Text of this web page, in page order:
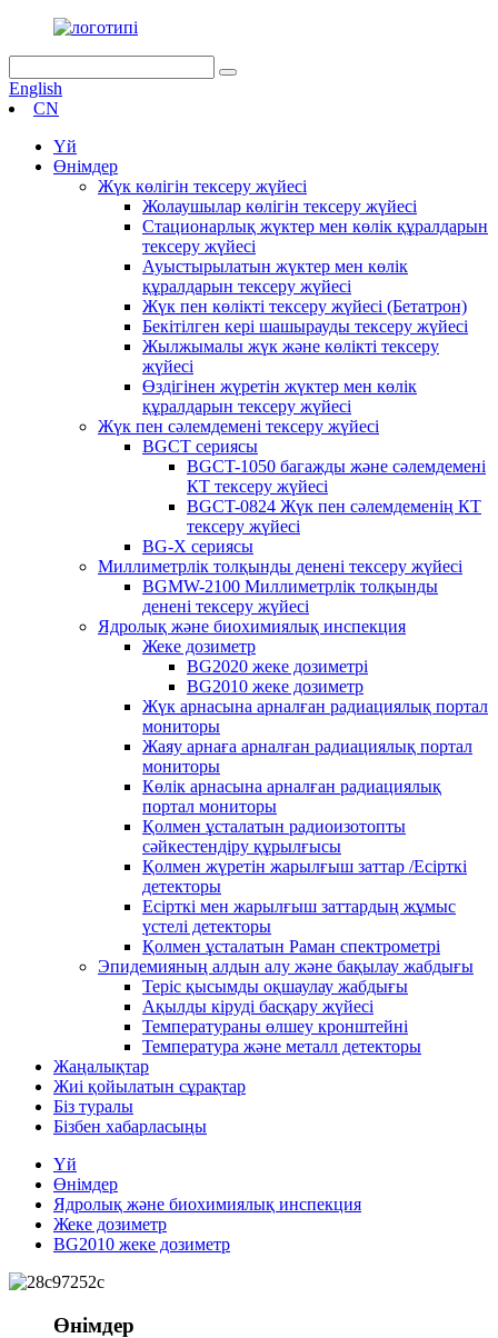
English
CN
Үй
Өнімдер
Жүк көлігін тексеру жүйесі
Жолаушылар көлігін тексеру жүйесі
Стационарлық жүктер мен көлік құралдарын
тексеру жүйесі
Ауыстырылатын жүктер мен көлік
құралдарын тексеру жүйесі
Жүк пен көлікті тексеру жүйесі (Бетатрон)
Бекітілген кері шашырауды тексеру жүйесі
Жылжымалы жүк және көлікті тексеру
жүйесі
Өздігінен жүретін жүктер мен көлік
құралдарын тексеру жүйесі
Жүк пен сәлемдемені тексеру жүйесі
BGCT сериясы
BGCT-1050 багажды және сәлемдемені
КТ тексеру жүйесі
BGCT-0824 Жүк пен сәлемдеменің КТ
тексеру жүйесі
BG-X сериясы
Миллиметрлік толқынды денені тексеру жүйесі
BGMW-2100 Миллиметрлік толқынды
денені тексеру жүйесі
Ядролық және биохимиялық инспекция
Жеке дозиметр
BG2020 жеке дозиметрі
BG2010 жеке дозиметр
Жүк арнасына арналған радиациялық портал
мониторы
Жаяу арнаға арналған радиациялық портал
мониторы
Көлік арнасына арналған радиациялық
портал мониторы
Қолмен ұсталатын радиоизотопты
сәйкестендіру құрылғысы
Қолмен жүретін жарылғыш заттар /Есірткі
детекторы
Есірткі мен жарылғыш заттардың жұмыс
үстелі детекторы
Қолмен ұсталатын Раман спектрометрі
Эпидемияның алдын алу және бақылау жабдығы
Теріс қысымды оқшаулау жабдығы
Ақылды кіруді басқару жүйесі
Температураны өлшеу кронштейні
Температура және металл детекторы
Жаңалықтар
Жиі қойылатын сұрақтар
Біз туралы
Бізбен хабарласыңы
Үй
Өнімдер
Ядролық және биохимиялық инспекция
Жеке дозиметр
BG2010 жеке дозиметр
Өнімдер